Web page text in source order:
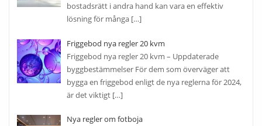
bostadsrätt i andra hand kan vara en effektiv
lösning för många […]
Friggebod nya regler 20 kvm
Friggebod nya regler 20 kvm – Uppdaterade
byggbestämmelser För dem som överväger att
bygga en friggebod enligt de nya reglerna för 2024,
är det viktigt […]
Nya regler om fotboja